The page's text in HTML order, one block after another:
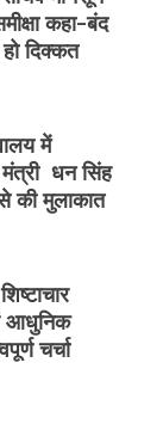
कहा-बंद
दिक्कत
में
मंत्री धन सिंह
की मुलाकात
आधुनिक
चर्चा